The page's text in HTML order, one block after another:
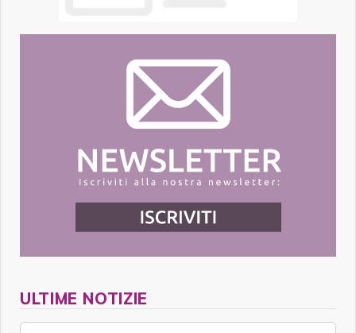
ULTIME NOTIZIE